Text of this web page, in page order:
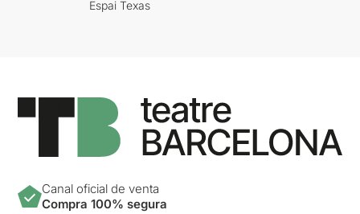
Espai Texas
Canal oficial de venta
Compra 100% segura